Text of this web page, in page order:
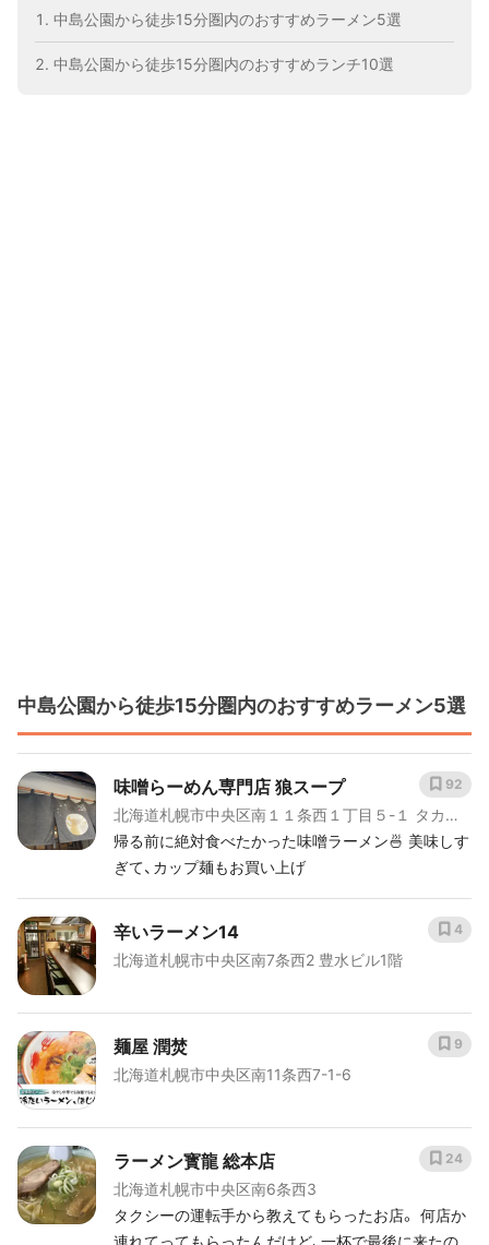
中島公園から徒歩15分圏内のおすすめラーメン5選
中島公園から徒歩15分圏内のおすすめランチ10選
中島公園から徒歩15分圏内のおすすめラーメン5選
味噌らーめん専門店 狼スープ
北海道札幌市中央区南１１条西１丁目５-１ タカイ
レブンハイム １Ｆ
帰る前に絶対食べたかった味噌ラーメン🍜 美味しす
ぎて、カップ麺もお買い上げ
92
辛いラーメン14
北海道札幌市中央区南7条西2 豊水ビル1階
4
麺屋 潤焚
北海道札幌市中央区南11条西7-1-6
9
ラーメン寳龍 総本店
北海道札幌市中央区南6条西3
タクシーの運転手から教えてもらったお店。 何店か
連れてってもらったんだけど、一杯で最後に来たの
24